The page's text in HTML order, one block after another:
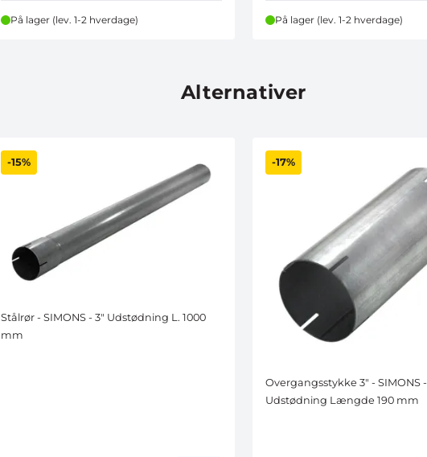
På lager (lev. 1-2 hverdage) På lager (lev. 1-2 hverdage)
Alternativer
-15%
Stålrør - SIMONS - 3" Udstødning L. 1000
mm
-17%
Overgangsstykke 3" - SIMONS -
Udstødning Længde 190 mm